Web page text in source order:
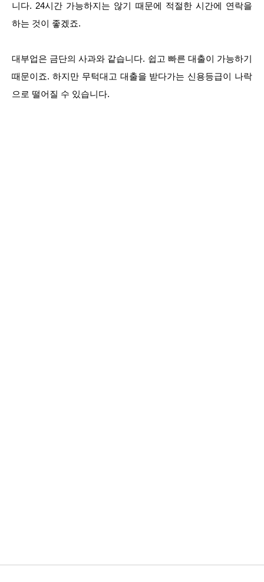
니다. 24시간 가능하지는 않기 때문에 적절한 시간에 연락을
하는 것이 좋겠죠.
대부업은 금단의 사과와 같습니다. 쉽고 빠른 대출이 가능하기
때문이죠. 하지만 무턱대고 대출을 받다가는 신용등급이 나락
으로 떨어질 수 있습니다.